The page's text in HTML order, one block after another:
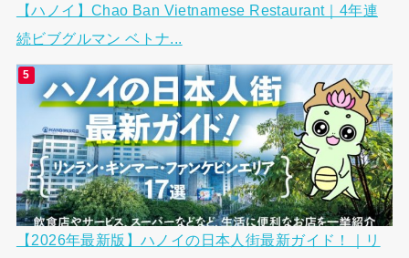
【ハノイ】Chao Ban Vietnamese Restaurant｜4年連
続ビブグルマン ベトナ...
【2026年最新版】ハノイの日本人街最新ガイド！｜リ